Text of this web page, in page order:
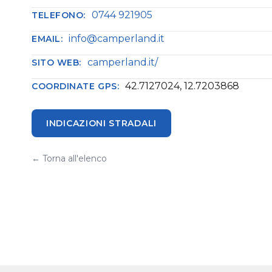
TELEFONO: 0744 921905
EMAIL: info@camperland.it
SITO WEB: camperland.it/
COORDINATE GPS: 42.7127024, 12.7203868
INDICAZIONI STRADALI
← Torna all'elenco